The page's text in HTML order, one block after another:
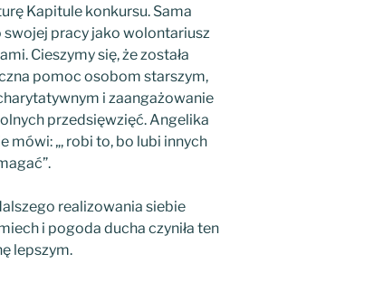
Kapitule konkursu. Sama
swojej pracy jako wolontariusz
Cieszymy się, że została
pomoc osobom starszym,
i zaangażowanie
przedsięwzięć. Angelika
mówi: „, robi to, bo lubi innych
realizowania siebie
i pogoda ducha czyniła ten
lepszym.